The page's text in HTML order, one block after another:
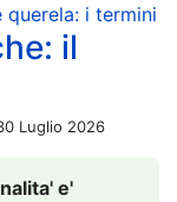
i termini
il
Luglio 2026
e'